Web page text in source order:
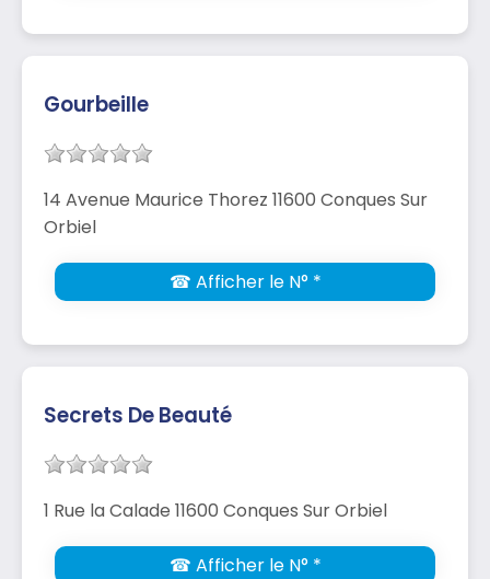
Gourbeille
14 Avenue Maurice Thorez 11600 Conques Sur
Orbiel
☎ Afficher le N° *
Secrets De Beauté
1 Rue la Calade 11600 Conques Sur Orbiel
☎ Afficher le N° *